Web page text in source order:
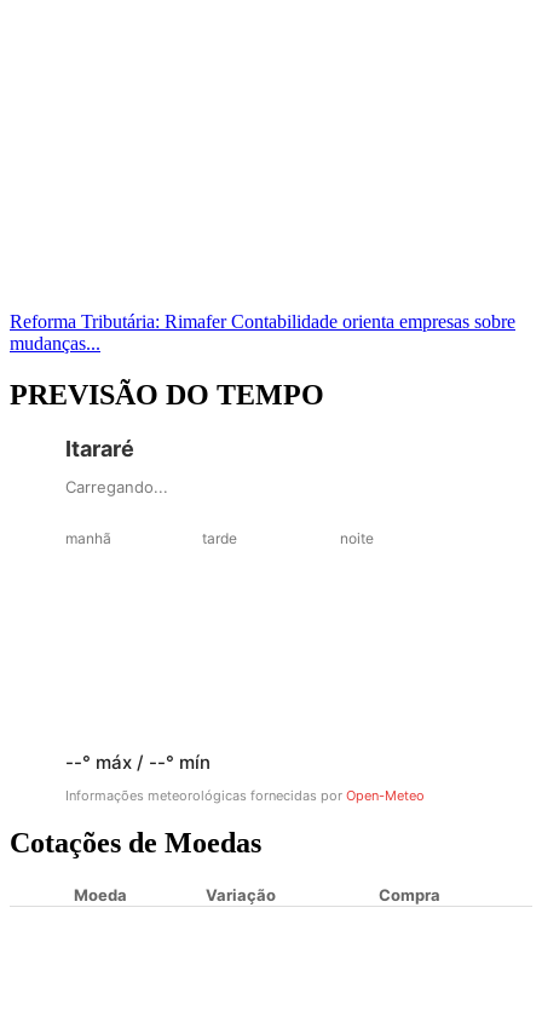
Reforma Tributária: Rimafer Contabilidade orienta empresas sobre
mudanças...
PREVISÃO DO TEMPO
Itararé
Carregando...
manhã tarde noite
--° máx / --° mín
Informações meteorológicas fornecidas por Open-Meteo
Cotações de Moedas
Moeda Variação Compra